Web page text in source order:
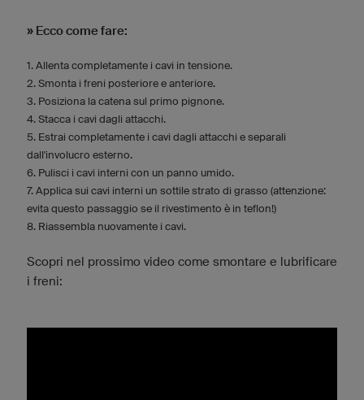
» Ecco come fare:
1. Allenta completamente i cavi in tensione.
2. Smonta i freni posteriore e anteriore.
3. Posiziona la catena sul primo pignone.
4. Stacca i cavi dagli attacchi.
5. Estrai completamente i cavi dagli attacchi e separali
dall'involucro esterno.
6. Pulisci i cavi interni con un panno umido.
7. Applica sui cavi interni un sottile strato di grasso (attenzione:
evita questo passaggio se il rivestimento è in teflon!)
8. Riassembla nuovamente i cavi.
Scopri nel prossimo video come smontare e lubrificare
i freni: